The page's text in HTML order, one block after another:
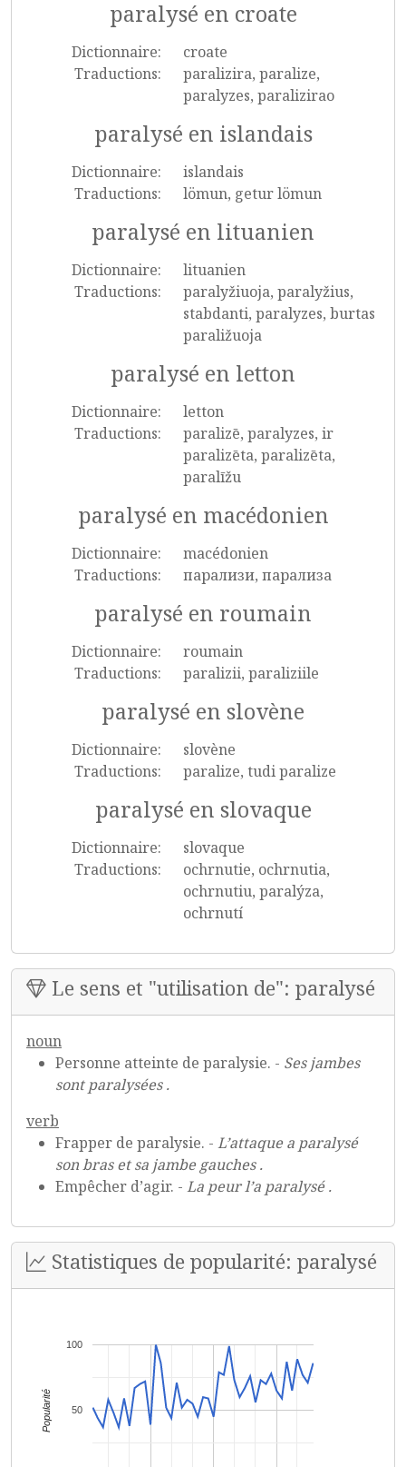
paralysé en croate
Dictionnaire:
croate
Traductions:
paralizira, paralize,
paralyzes, paralizirao
paralysé en islandais
Dictionnaire:
islandais
Traductions:
lömun, getur lömun
paralysé en lituanien
Dictionnaire:
lituanien
Traductions:
paralyžiuoja, paralyžius,
stabdanti, paralyzes, burtas
paraližuoja
paralysé en letton
Dictionnaire:
letton
Traductions:
paralizē, paralyzes, ir
paralizēta, paralizēta,
paralīžu
paralysé en macédonien
Dictionnaire:
macédonien
Traductions:
парализи, парализа
paralysé en roumain
Dictionnaire:
roumain
Traductions:
paralizii, paraliziile
paralysé en slovène
Dictionnaire:
slovène
Traductions:
paralize, tudi paralize
paralysé en slovaque
Dictionnaire:
slovaque
Traductions:
ochrnutie, ochrnutia,
ochrnutiu, paralýza,
ochrnutí
Le sens et "utilisation de": paralysé
noun
Personne atteinte de paralysie. - Ses jambes
sont paralysées .
verb
Frapper de paralysie. - L’attaque a paralysé
son bras et sa jambe gauches .
Empêcher d’agir. - La peur l’a paralysé .
Statistiques de popularité: paralysé
50
100
Popularité